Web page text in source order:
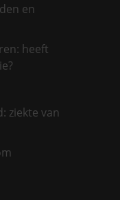
en
heeft
ziekte van